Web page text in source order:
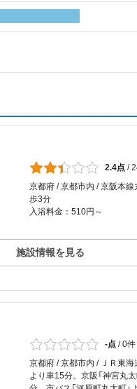
2.4点 /
京都府 / 京都市内 / 京阪本線
歩3分
入浴料金：510円～
施設情報を見る
-点 /0件
京都府 / 京都市内 / ＪＲ東海
より車15分。京阪「神宮丸